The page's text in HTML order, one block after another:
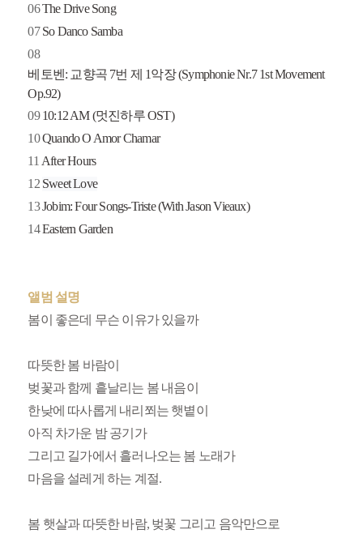
06The Drive Song
07So Danco Samba
08
베토벤: 교향곡 7번 제 1악장 (Symphonie Nr.7 1st Movement
Op.92)
0910:12 AM (멋진하루 OST)
10Quando O Amor Chamar
11 After Hours
12 Sweet Love
13Jobim: Four Songs-Triste (With Jason Vieaux)
14Eastern Garden
앨범 설명
봄이 좋은데 무슨 이유가 있을까
따뜻한 봄 바람이
벚꽃과 함께 흩날리는 봄 내음이
한낮에 따사롭게 내리쬐는 햇볕이
아직 차가운 밤 공기가
그리고 길가에서 흘러나오는 봄 노래가
마음을 설레게 하는 계절.
봄 햇살과 따뜻한 바람, 벚꽃 그리고 음악만으로